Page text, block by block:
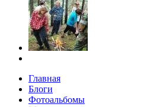
Главная
Блоги
Фотоальбомы